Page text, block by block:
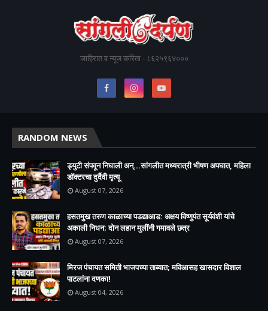
जाहिरात व न्यूज करिता - ८६२५९६४०००
RANDOM NEWS
ड्युटी संपवून निघाली अन्...सांगलीत मध्यरात्री भीषण अपघात, महिला
डॉक्टरचा दुर्दैवी मृत्यू
August 07, 2026
हसतमुख तरुण काळाच्या पडद्याआड: अक्षय विष्णुपंत सूर्यवंशी यांचे
अकाली निधन; दोन लहान मुलींनी गमावले छत्र
August 07, 2026
मिरज पंचायत समिती भाजपच्या ताब्यात; मविआसह खासदार विशाल
पाटलांना दणका!
August 04, 2026